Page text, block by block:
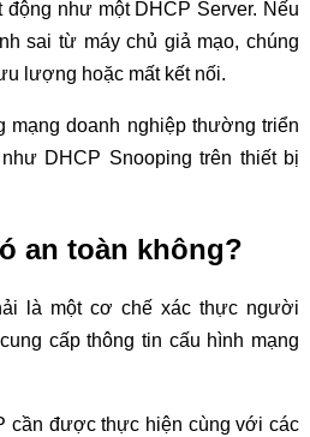
động như một DHCP Server. Nếu
sai từ máy chủ giả mạo, chúng
lượng hoặc mất kết nối.
mạng doanh nghiệp thường triển
DHCP Snooping trên thiết bị
an toàn không?
là một cơ chế xác thực người
cấp thông tin cấu hình mạng
cần được thực hiện cùng với các